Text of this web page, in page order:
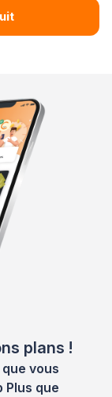
plans !
vous
Plus que